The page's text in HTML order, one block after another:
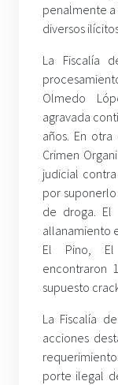
penalmente
diversos
La Fiscalía
Olmedo
agravada
años. En otra
Crimen
judicial
por
de droga. El
allanamiento
El Pino, El
encontraron
supuesto
La Fiscalía
acciones
porte ilegal